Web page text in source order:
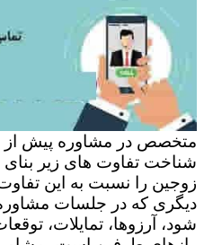
متخصص در مشاوره پیش از
شناخت تفاوت های زیر
زوجین را نسبت به این
دیگری که در جلسات
شود، آرزوها، تمایلات،